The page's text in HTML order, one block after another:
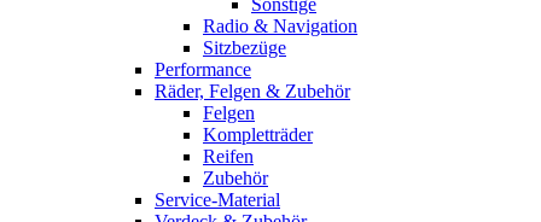
Radio & Navigation
Sitzbezüge
Performance
Räder, Felgen & Zubehör
Felgen
Kompletträder
Reifen
Zubehör
Service-Material